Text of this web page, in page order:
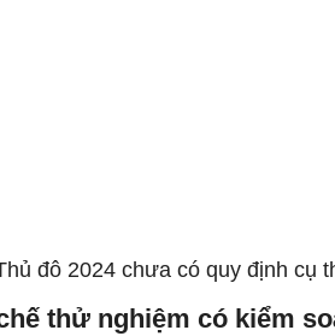
đô 2024 chưa có quy định
thử nghiệm có kiểm